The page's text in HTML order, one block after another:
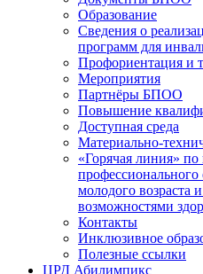
Образование
Сведения о
программ для
Профориентация и
Мероприятия
Партнёры БПОО
Повышение
Доступная среда
Материально-
«Горячая линия»
профессионального
молодого возраста
возможностями
Контакты
Инклюзивное
Полезные ссылки
ЦРД Абилимпикс